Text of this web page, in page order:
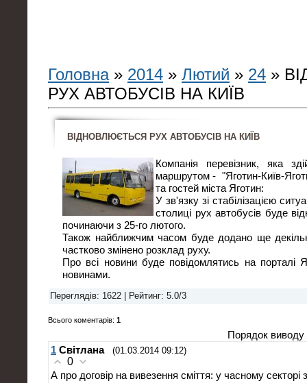
Головна» 2014 » Лютий » 24 »
РУХ АВТОБУСІВ НА КИЇВ
ВІДНОВЛЮЄТЬСЯ РУХ АВТОБУСІВ НА КИЇВ
Компанія перевізник, яка
маршрутом - "Яготин-Київ-
та гостей міста Яготин:
У зв'язку зі стабілізацією
столиці рух автобусів буде
починаючи з 25-го лютого.
Також найближчим часом буде додано ще
частково змінено розклад руху.
Про всі новини буде повідомлятись на порталі
новинами.
Переглядів: 1622 | Рейтинг: 5.0/3
Всього коментарів: 1
Порядок виводу
1 Світлана (01.03.2014 09:12)
0
А про договір на вивезення сміття: у часному секторі